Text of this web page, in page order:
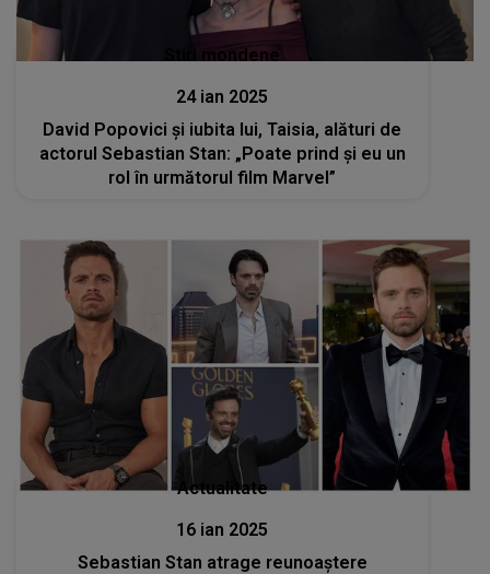
Stiri mondene
24 ian 2025
David Popovici și iubita lui, Taisia, alături de
actorul Sebastian Stan: „Poate prind şi eu un
rol în următorul film Marvel”
Actualitate
16 ian 2025
Sebastian Stan atrage reunoaștere